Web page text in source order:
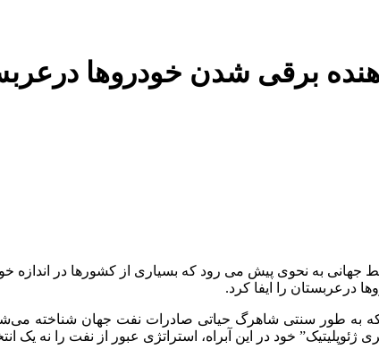
برقی شدن خودروها
جهانی به نحوی پیش می رود که بسیاری از کشورها در اندازه
درعربستان را ایفا کرد.
به طور سنتی شاهرگ حیاتی صادرات نفت جهان شناخته
ژئوپلیتیک” خود در این آبراه، استراتژی عبور از نفت را نه